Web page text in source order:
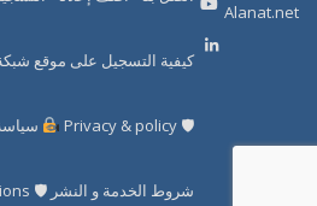
Alanat.net
كيفية التسجيل على موقع
🛡 Privacy & policy
شروط الخدمة و النشر 🛡 Terms and conditions